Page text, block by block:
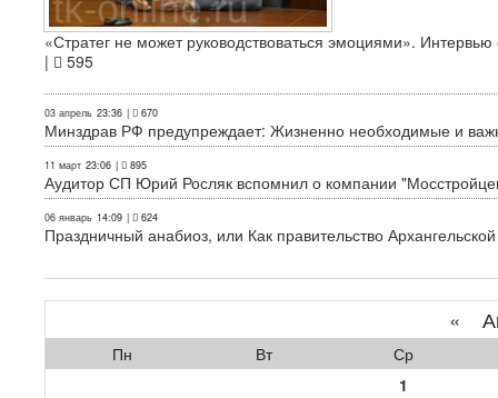
«Стратег не может руководствоваться эмоциями».
|
595
03 апрель 23:36 | 670
Минздрав РФ предупреждает: Жизненно необходимые и
11 март 23:06 | 895
Аудитор СП Юрий Росляк вспомнил о компании
06 январь 14:09 | 624
Праздничный анабиоз, или Как правительство
«
Пн Вт
Ср
1